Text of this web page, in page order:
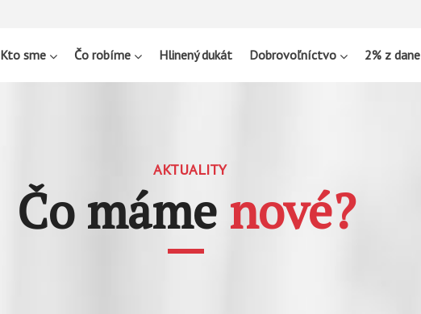
Kto sme Čo robíme Hlinený dukát Dobrovoľníctvo 2% z dane
AKTUALITY
Čo máme nové?